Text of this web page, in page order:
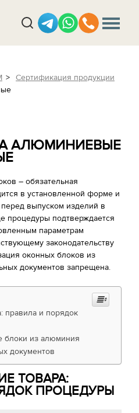
Сертификация продукции
АЛЮМИНИЕВЫЕ
– обязательная
в установленной форме и
выпуском изделий в
процедуры подтверждается
параметрам
законодательству
оконных блоков из
документов запрещена.
правила и порядок
блоки из алюминия
документов
ТОВАРА:
ПРОЦЕДУРЫ